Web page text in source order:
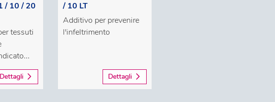
/ 10 / 20
tessuti
Dettagli
/ 10 LT
Additivo per prevenire
l'infeltrimento
Dettagli